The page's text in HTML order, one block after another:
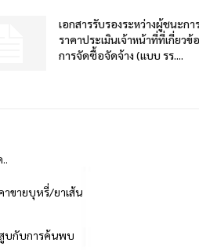
เอกสารรับรองระหว่างผู้ชนะกา
ราคาประเมินเจ้าหน้าที่ที่เกี่ยวข้
การจัดซื้อจัดจ้าง (แบบ รร....
าขายบุหรี่/ยาเส้น
บกับการค้นพบ